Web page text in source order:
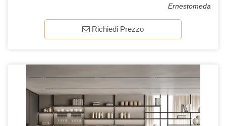
Ernestomeda
Richiedi Prezzo